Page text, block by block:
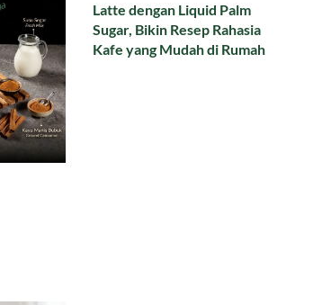
Latte dengan Liquid Palm
Sugar, Bikin Resep Rahasia
Kafe yang Mudah di Rumah